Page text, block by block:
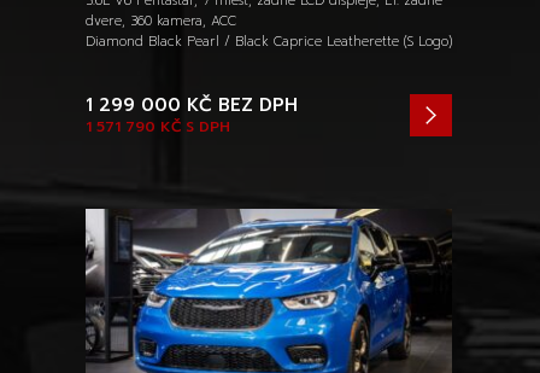
dvere, 360 kamera, ACC
Diamond Black Pearl / Black Caprice Leatherette (S Logo)
1 571 790 KČ S DPH
1 299 000 KČ BEZ DPH